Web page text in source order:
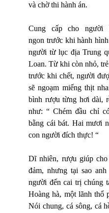
và chờ thi hành án.
Cung cấp cho
ngon trước khi hành
người từ lục địa Trung
Loan. Từ khi còn nhỏ,
trước khi chết, người
sẽ ngoạm miếng thịt
bình rượu từng hơi dài,
như: “ Chém đầu chỉ
bằng cái bát. Hai mươi
con người đích thực! “
Dĩ nhiên, rượu giúp
đảm, nhưng tại sao
người đến cai trị chúng
Hoàng hà, một lãnh thổ
Nói chung, cá sông, cá